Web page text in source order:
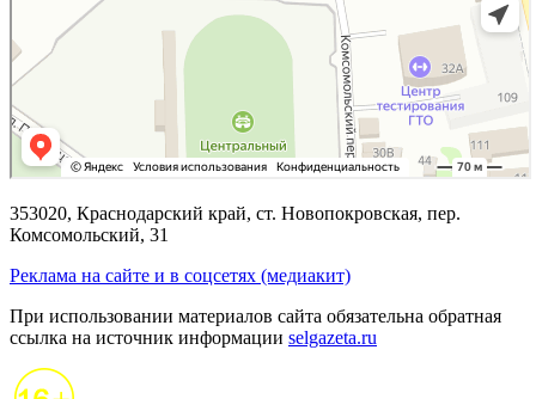
353020, Краснодарский край, ст. Новопокровская, пер.
Комсомольский, 31
Реклама на сайте и в соцсетях (медиакит)
При использовании материалов сайта обязательна обратная
ссылка на источник информации selgazeta.ru